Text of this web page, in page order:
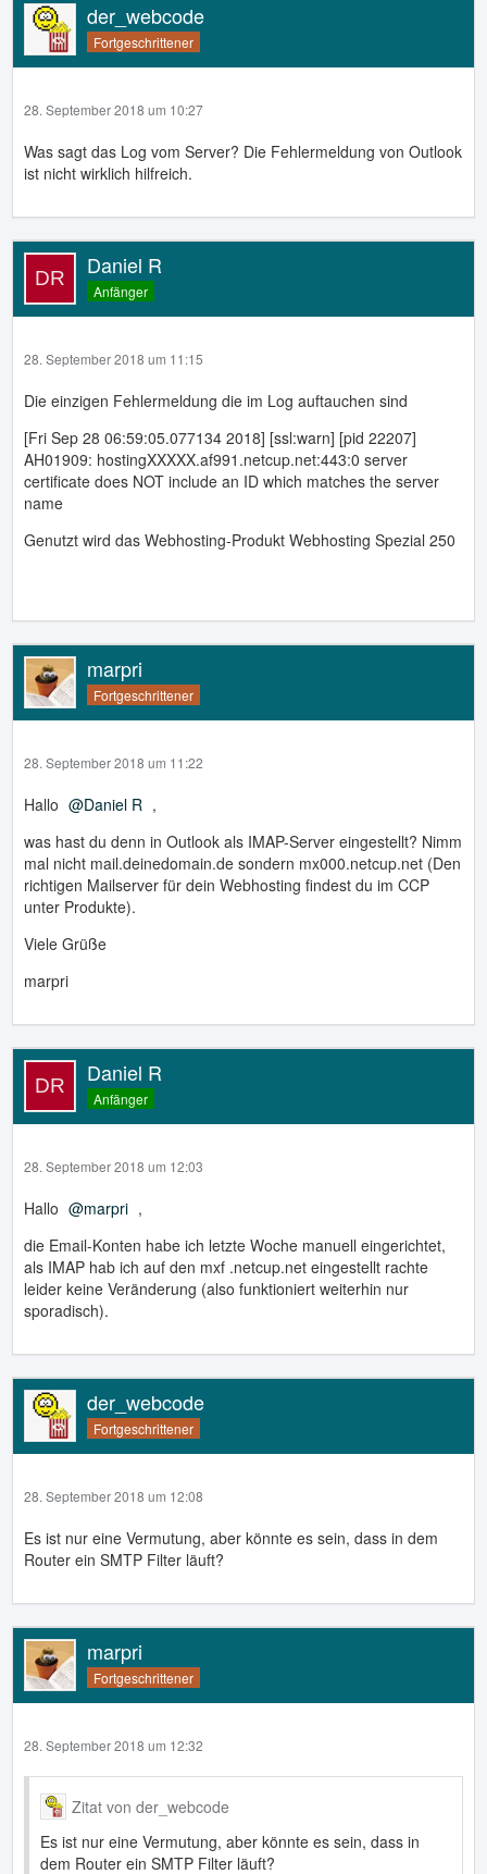
der_webcode
Fortgeschrittener
28. September 2018 um 10:27
Was sagt das Log vom Server? Die Fehlermeldung von Outlook
ist nicht wirklich hilfreich.
Daniel R
Anfänger
28. September 2018 um 11:15
Die einzigen Fehlermeldung die im Log auftauchen sind
[Fri Sep 28 06:59:05.077134 2018] [ssl:warn] [pid 22207]
AH01909: hostingXXXXX.af991.netcup.net:443:0 server
certificate does NOT include an ID which matches the server
name
Genutzt wird das Webhosting-Produkt Webhosting Spezial 250
marpri
Fortgeschrittener
28. September 2018 um 11:22
Hallo Daniel R ,
was hast du denn in Outlook als IMAP-Server eingestellt? Nimm
mal nicht mail.deinedomain.de sondern mx000.netcup.net (Den
richtigen Mailserver für dein Webhosting findest du im CCP
unter Produkte).
Viele Grüße
marpri
Daniel R
Anfänger
28. September 2018 um 12:03
Hallo marpri ,
die Email-Konten habe ich letzte Woche manuell eingerichtet,
als IMAP hab ich auf den mxf .netcup.net eingestellt rachte
leider keine Veränderung (also funktioniert weiterhin nur
sporadisch).
der_webcode
Fortgeschrittener
28. September 2018 um 12:08
Es ist nur eine Vermutung, aber könnte es sein, dass in dem
Router ein SMTP Filter läuft?
marpri
Fortgeschrittener
28. September 2018 um 12:32
Zitat von der_webcode
Es ist nur eine Vermutung, aber könnte es sein, dass in
dem Router ein SMTP Filter läuft?